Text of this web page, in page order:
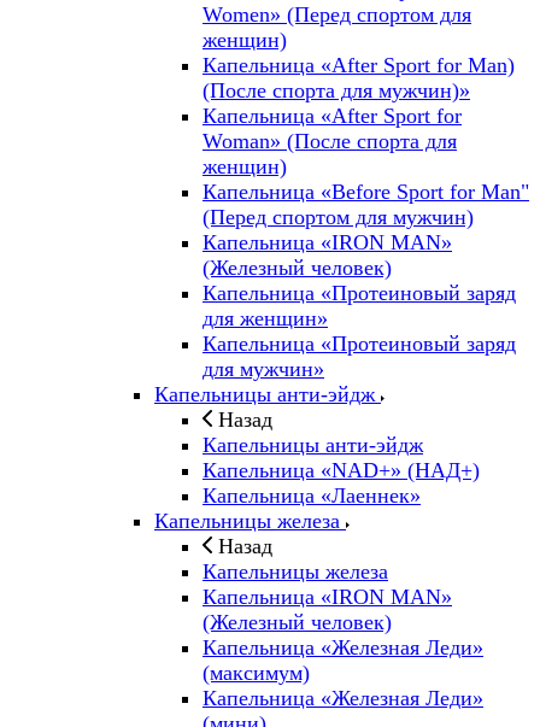
Women» (Перед спортом для
женщин)
Капельница «After Sport for Man)
(После спорта для мужчин)»
Капельница «After Sport for
Woman» (После спорта для
женщин)
Капельница «Before Sport for Man"
(Перед спортом для мужчин)
Капельница «IRON MAN»
(Железный человек)
Капельница «Протеиновый заряд
для женщин»
Капельница «Протеиновый заряд
для мужчин»
Капельницы анти-эйдж
Назад
Капельницы анти-эйдж
Капельница «NAD+» (НАД+)
Капельница «Лаеннек»
Капельницы железа
Назад
Капельницы железа
Капельница «IRON MAN»
(Железный человек)
Капельница «Железная Леди»
(максимум)
Капельница «Железная Леди»